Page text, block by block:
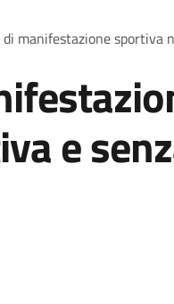
di manifestazione sportiva
e